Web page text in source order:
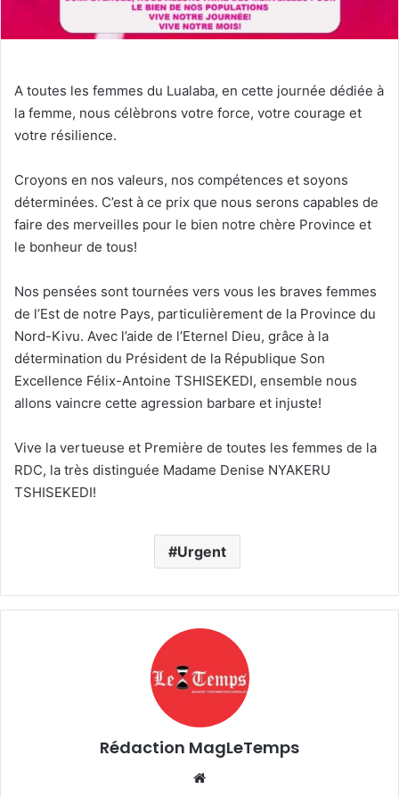
A toutes les femmes du Lualaba, en cette journée dédiée à
la femme, nous célèbrons votre force, votre courage et
votre résilience.
Croyons en nos valeurs, nos compétences et soyons
déterminées. C’est à ce prix que nous serons capables de
faire des merveilles pour le bien notre chère Province et
le bonheur de tous!
Nos pensées sont tournées vers vous les braves femmes
de l’Est de notre Pays, particulièrement de la Province du
Nord-Kivu. Avec l’aide de l’Eternel Dieu, grâce à la
détermination du Président de la République Son
Excellence Félix-Antoine TSHISEKEDI, ensemble nous
allons vaincre cette agression barbare et injuste!
Vive la vertueuse et Première de toutes les femmes de la
RDC, la très distinguée Madame Denise NYAKERU
TSHISEKEDI!
Urgent
Rédaction MagLeTemps